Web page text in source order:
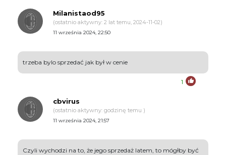
Milanistaod95
(ostatnio aktywny: 2 lat temu, 2024-11-02)
11 września 2024, 22:50
trzeba bylo sprzedać jak był w cenie
1
cbvirus
(ostatnio aktywny: godzinę temu )
11 września 2024, 21:57
Czyli wychodzi na to, że jego sprzedaż latem, to mógłby być